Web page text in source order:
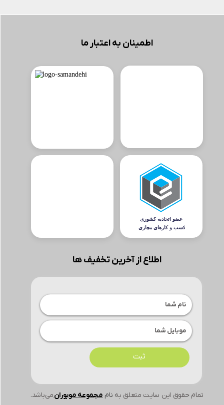
تمام حقوق این سایت متعلق به ناممجموعه موبورانمی‌باشد.
اطمینان به اعتبار ما
اطلاع از آخرین تخفیف ها
ثبت